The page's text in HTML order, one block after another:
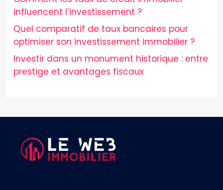
influencent l’investissement ?
Quel comparatif de taux bancaires pour
optimiser son investissement immobilier ?
Investir dans un monument historique : entre
prestige et avantages fiscaux